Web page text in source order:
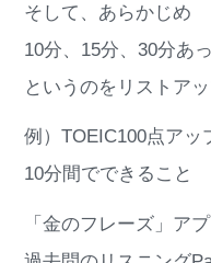
そして、あらかじめ
10分、15分、30分あ
というのをリストア
例）TOEIC100点アッ
10分間でできること
「金のフレーズ」ア